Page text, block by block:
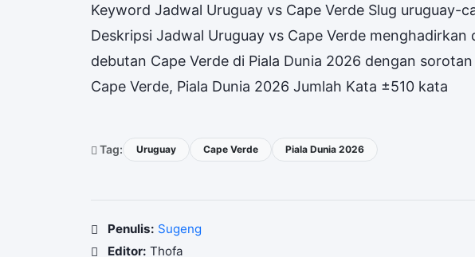
Keyword Jadwal Uruguay vs Cape Verde Slug uruguay-
Deskripsi Jadwal Uruguay vs Cape Verde menghadirkan
debutan Cape Verde di Piala Dunia 2026 dengan
Cape Verde, Piala Dunia 2026 Jumlah Kata ±510 kata
Tag: Uruguay Cape Verde Piala Dunia 2026
Penulis: Sugeng
Editor: Thofa